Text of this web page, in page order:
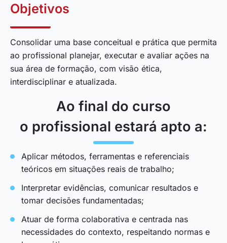
Objetivos
Consolidar uma base conceitual e prática que permita
ao profissional planejar, executar e avaliar ações na
sua área de formação, com visão ética,
interdisciplinar e atualizada.
Ao final do curso
o profissional estará apto a:
Aplicar métodos, ferramentas e referenciais
teóricos em situações reais de trabalho;
Interpretar evidências, comunicar resultados e
tomar decisões fundamentadas;
Atuar de forma colaborativa e centrada nas
necessidades do contexto, respeitando normas e